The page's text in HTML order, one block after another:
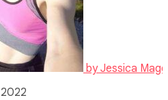
byJessica